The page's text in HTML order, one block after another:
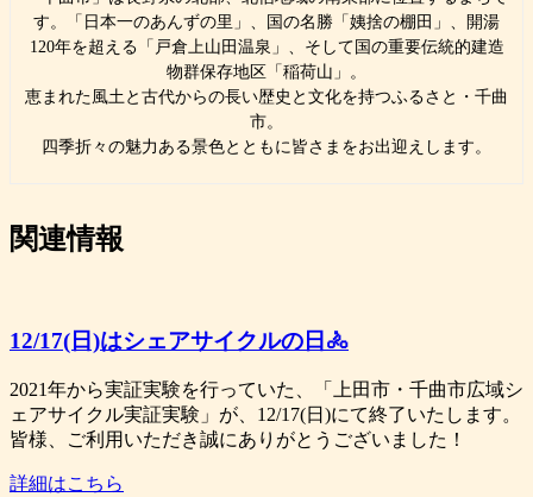
す。「日本一のあんずの里」、国の名勝「姨捨の棚田」、開湯
120年を超える「戸倉上山田温泉」、そして国の重要伝統的建造
物群保存地区「稲荷山」。
恵まれた風土と古代からの長い歴史と文化を持つふるさと・千曲
市。
四季折々の魅力ある景色とともに皆さまをお出迎えします。
関連情報
12/17(日)はシェアサイクルの日🚴
2021年から実証実験を行っていた、「上田市・千曲市広域シ
ェアサイクル実証実験」が、12/17(日)にて終了いたします。
皆様、ご利用いただき誠にありがとうございました！
詳細はこちら